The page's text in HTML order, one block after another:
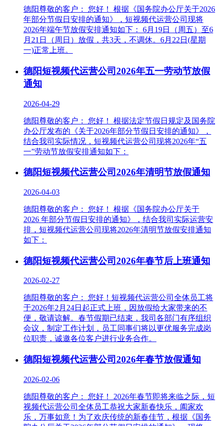
德阳尊敬的客户： 您好！ 根据《国务院办公厅关于2026
年部分节假日安排的通知》，短视频代运营公司现将
2026年端午节放假安排通知如下： 6月19日（周五）至6
月21日（周日）放假，共3天，不调休。6月22日(星期
一)正常上班。
德阳短视频代运营公司2026年五一劳动节放假
通知
2026-04-29
德阳尊敬的客户： 您好！ 根据法定节假日规定及国务院
办公厅发布的《关于2026年部分节假日安排的通知》，
结合我司实际情况，短视频代运营公司现将2026年“五
一”劳动节放假安排通知如下：
德阳短视频代运营公司2026年清明节放假通知
2026-04-03
德阳尊敬的客户： 您好！ 根据《国务院办公厅关于
2026 年部分节假日安排的通知》，结合我司实际运营安
排，短视频代运营公司现将2026年清明节放假安排通知
如下：
德阳短视频代运营公司2026年春节后上班通知
2026-02-27
德阳尊敬的客户： 您好！短视频代运营公司全体员工将
于2026年2月24日起正式上班，因放假给大家带来的不
便，敬请谅解。春节假期已结束，我司各部门有序组织
会议，制定工作计划，员工同事们将以更优服务完成岗
位职责，诚邀各位客户进行业务合作。
德阳短视频代运营公司2026年春节放假通知
2026-02-06
德阳尊敬的客户： 您好！ 2026年春节即将来临之际，短
视频代运营公司全体员工恭祝大家新春快乐，阖家欢
乐，万事如意！为了欢庆传统的新春佳节，根据《国务